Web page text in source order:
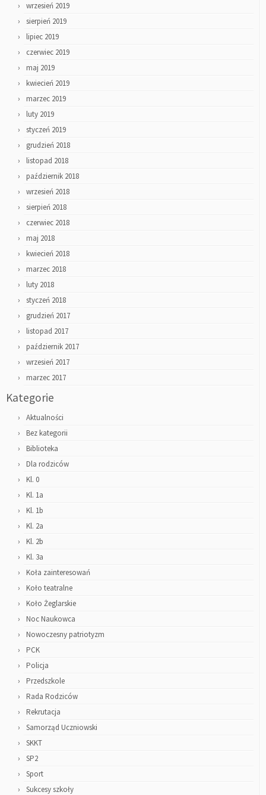
wrzesień 2019
sierpień 2019
lipiec 2019
czerwiec 2019
maj 2019
kwiecień 2019
marzec 2019
luty 2019
styczeń 2019
grudzień 2018
listopad 2018
październik 2018
wrzesień 2018
sierpień 2018
czerwiec 2018
maj 2018
kwiecień 2018
marzec 2018
luty 2018
styczeń 2018
grudzień 2017
listopad 2017
październik 2017
wrzesień 2017
marzec 2017
Kategorie
Aktualności
Bez kategorii
Biblioteka
Dla rodziców
Kl. 0
Kl. 1a
Kl. 1b
Kl. 2a
Kl. 2b
Kl. 3a
Koła zainteresowań
Koło teatralne
Koło Żeglarskie
Noc Naukowca
Nowoczesny patriotyzm
PCK
Policja
Przedszkole
Rada Rodziców
Rekrutacja
Samorząd Uczniowski
SKKT
SP2
Sport
Sukcesy szkoły